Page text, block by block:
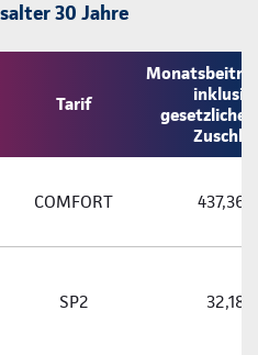
30 Jahre
Tarif
COMFORT 437,36
SP2 32,18